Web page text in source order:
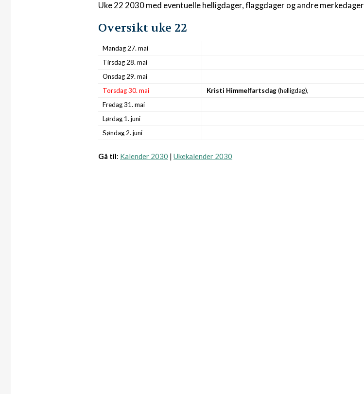
Uke 22 2030 med eventuelle helligdager, flaggdager og andre merkedager
Oversikt uke 22
Mandag 27. mai
Tirsdag 28. mai
Onsdag 29. mai
Torsdag 30. mai
Kristi Himmelfartsdag(helligdag),
Fredag 31. mai
Lørdag 1. juni
Søndag 2. juni
Gå til: Kalender 2030 | Ukekalender 2030